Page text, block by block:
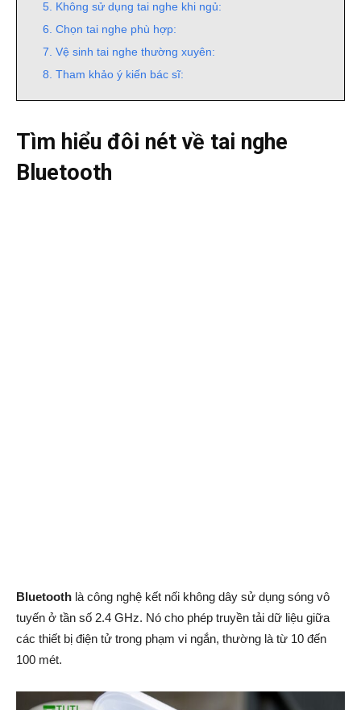
5. Không sử dụng tai nghe khi ngủ:
6. Chọn tai nghe phù hợp:
7. Vệ sinh tai nghe thường xuyên:
8. Tham khảo ý kiến bác sĩ:
Tìm hiểu đôi nét về tai nghe
Bluetooth
Bluetooth là công nghệ kết nối không dây sử dụng sóng vô
tuyến ở tần số 2.4 GHz. Nó cho phép truyền tải dữ liệu giữa
các thiết bị điện tử trong phạm vi ngắn, thường là từ 10 đến
100 mét.